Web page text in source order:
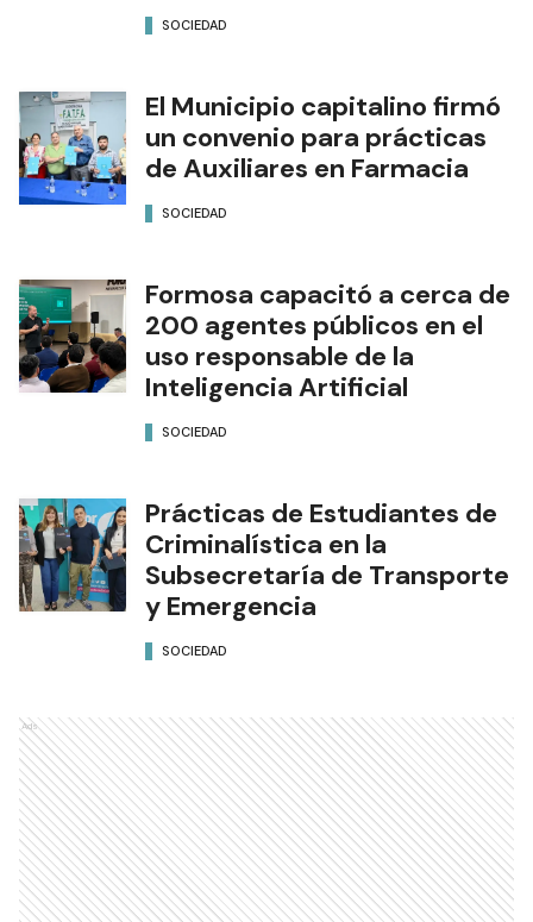
SOCIEDAD
El Municipio capitalino firmó
un convenio para prácticas
de Auxiliares en Farmacia
SOCIEDAD
Formosa capacitó a cerca de
200 agentes públicos en el
uso responsable de la
Inteligencia Artificial
SOCIEDAD
Prácticas de Estudiantes de
Criminalística en la
Subsecretaría de Transporte
y Emergencia
SOCIEDAD
Ads